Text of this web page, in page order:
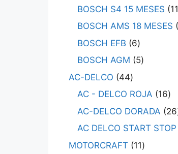
BOSCH S4 15 MESES
11
BOSCH AMS 18 MESES
BOSCH EFB
6
BOSCH AGM
5
AC-DELCO
44
AC - DELCO ROJA
16
AC-DELCO DORADA
26
AC DELCO START STOP
MOTORCRAFT
11